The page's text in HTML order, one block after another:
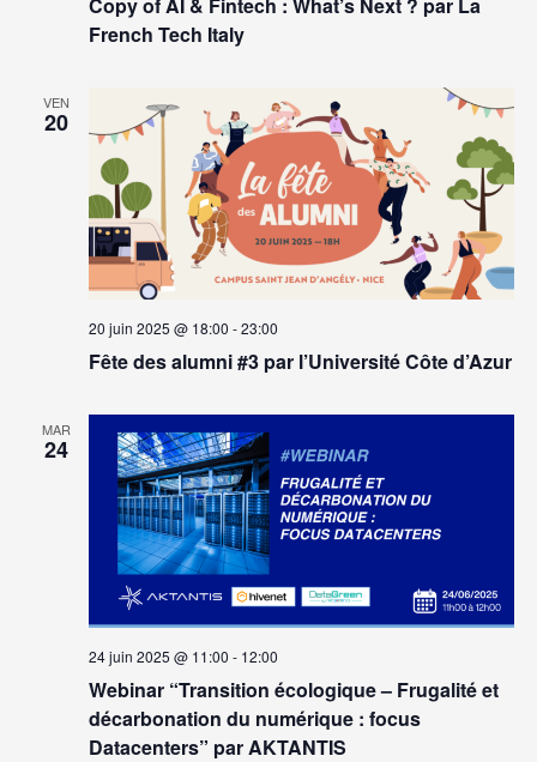
French Tech Italy
VEN
20
Fête des alumni #3 par l’Université Côte d’Azur
20 juin 2025 @ 18:00 -23:00
MAR
24
Webinar “Transition écologique – Frugalité et
décarbonation du numérique : focus
Datacenters” par AKTANTIS
24 juin 2025 @ 11:00 - 12:00